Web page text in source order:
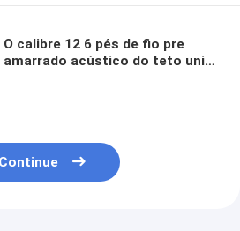
O calibre 12 6 pés de fio pre
amarrado acústico do teto uniu
Continue